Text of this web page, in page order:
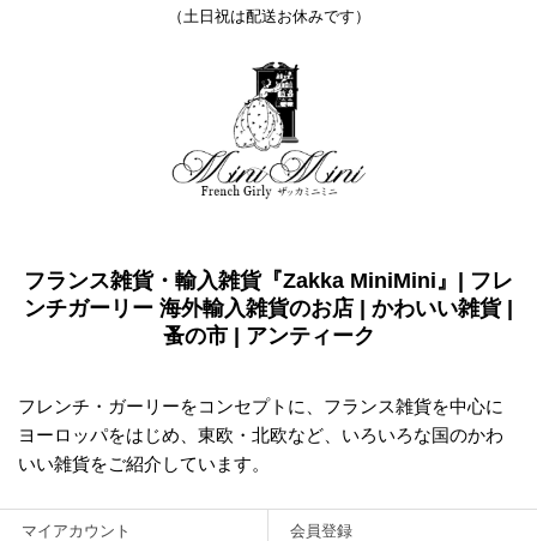
（土日祝は配送お休みです）
フランス雑貨・輸入雑貨『Zakka MiniMini』| フレ
ンチガーリー 海外輸入雑貨のお店 | かわいい雑貨 |
蚤の市 | アンティーク
フレンチ・ガーリーをコンセプトに、フランス雑貨を中心に
ヨーロッパをはじめ、東欧・北欧など、いろいろな国のかわ
いい雑貨をご紹介しています。
マイアカウント 会員登録